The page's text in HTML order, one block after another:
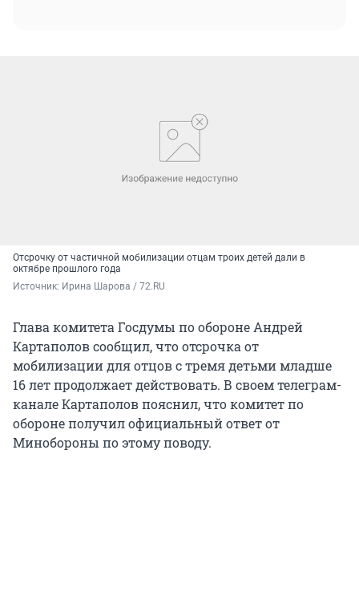
Отсрочку от частичной мобилизации отцам троих детей дали в
октябре прошлого года
Источник: Ирина Шарова / 72.RU
Глава комитета Госдумы по обороне Андрей
Картаполов сообщил, что отсрочка от
мобилизации для отцов с тремя детьми младше
16 лет продолжает действовать. В своем телеграм-
канале Картаполов пояснил, что комитет по
обороне получил официальный ответ от
Минобороны по этому поводу.